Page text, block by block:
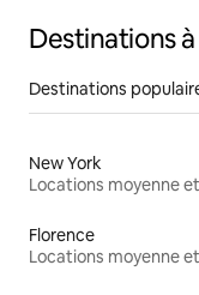
Destinations
Destinations
New York
Florence